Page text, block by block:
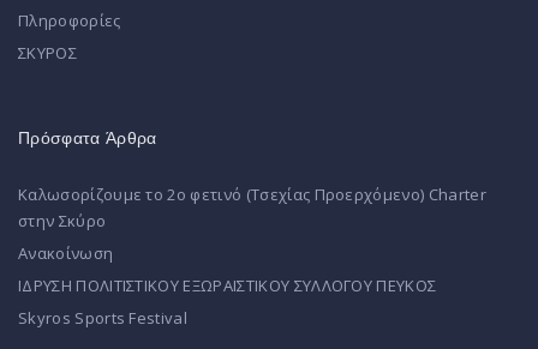
Πληροφορίες
ΣΚΥΡΟΣ
Πρόσφατα Άρθρα
Καλωσορίζουμε το 2ο φετινό (Τσεχίας Προερχόμενο) Charter
στην Σκύρο
Ανακοίνωση
ΙΔΡΥΣΗ ΠΟΛΙΤΙΣΤΙΚΟΥ ΕΞΩΡΑΙΣΤΙΚΟΥ ΣΥΛΛΟΓΟΥ ΠΕΥΚΟΣ
Skyros Sports Festival